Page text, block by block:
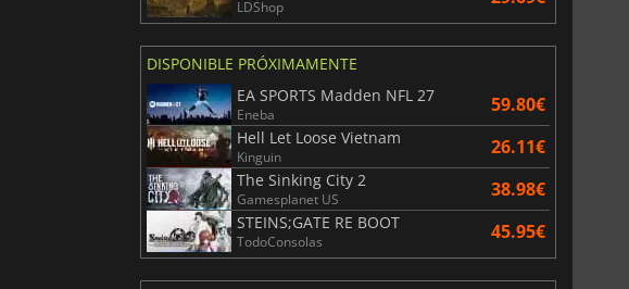
LDShop
DISPONIBLE PRÓXIMAMENTE
EA SPORTS Madden NFL 27
Eneba 59.80€
Hell Let Loose Vietnam
Kinguin 26.11€
The Sinking City 2
Gamesplanet US 38.98€
STEINS;GATE RE BOOT
TodoConsolas 45.95€